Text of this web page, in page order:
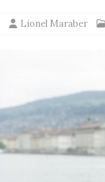
Lionel Maraber